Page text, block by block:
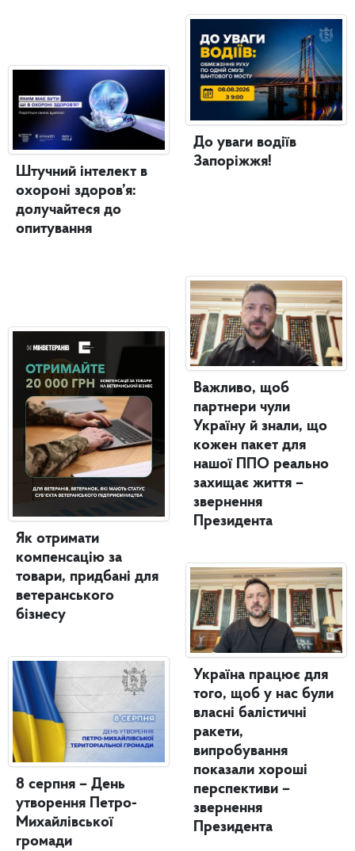
Штучний інтелект в
охороні здоров’я:
долучайтеся до
опитування
Як отримати
компенсацію за
товари, придбані для
ветеранського
бізнесу
8 серпня – День
утворення Петро-
Михайлівської
громади
До уваги водіїв
Запоріжжя!
Важливо, щоб
партнери чули
Україну й знали, що
кожен пакет для
нашої ППО реально
захищає життя –
звернення
Президента
Україна працює для
того, щоб у нас були
власні балістичні
ракети,
випробування
показали хороші
перспективи –
звернення
Президента